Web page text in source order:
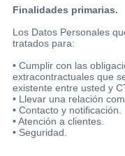
Finalidades primarias.
Los Datos Personales
tratados para:
• Cumplir con las
extracontractuales que
existente entre usted y
• Llevar una relación
• Contacto y notificación.
• Atención a clientes.
• Seguridad.